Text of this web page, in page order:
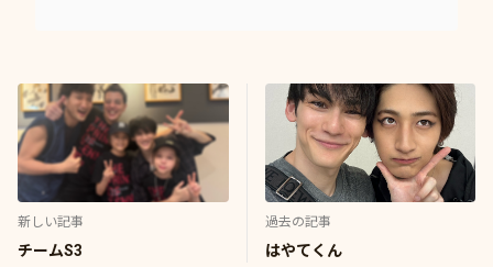
新しい記事
チームS3
過去の記事
はやてくん